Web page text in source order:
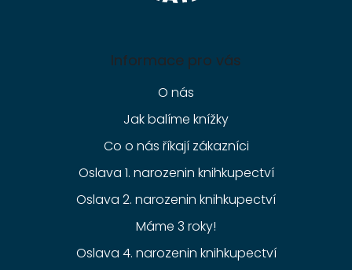
Informace pro vás
O nás
Jak balíme knížky
Co o nás říkají zákazníci
Oslava 1. narozenin knihkupectví
Oslava 2. narozenin knihkupectví
Máme 3 roky!
Oslava 4. narozenin knihkupectví